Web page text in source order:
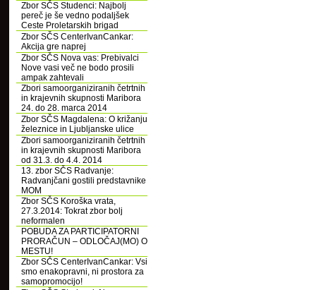
Zbor SČS Studenci: Najbolj
pereč je še vedno podaljšek
Ceste Proletarskih brigad
Zbor SČS CenterIvanCankar:
Akcija gre naprej
Zbor SČS Nova vas: Prebivalci
Nove vasi več ne bodo prosili
ampak zahtevali
Zbori samoorganiziranih četrtnih
in krajevnih skupnosti Maribora
24. do 28. marca 2014
Zbor SČS Magdalena: O križanju
železnice in Ljubljanske ulice
Zbori samoorganiziranih četrtnih
in krajevnih skupnosti Maribora
od 31.3. do 4.4. 2014
13. zbor SČS Radvanje:
Radvanjčani gostili predstavnike
MOM
Zbor SČS Koroška vrata,
27.3.2014: Tokrat zbor bolj
neformalen
POBUDA ZA PARTICIPATORNI
PRORAČUN – ODLOČAJ(MO) O
MESTU!
Zbor SČS CenterIvanCankar: Vsi
smo enakopravni, ni prostora za
samopromocijo!